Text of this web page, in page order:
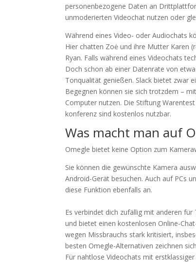
personenbezogene Daten an
unmoderierten Videochat nutzen oder
Während eines Video- oder Audiochats
Hier chatten Zoė und ihre Mutter Karen
Ryan. Falls während eines Video­chats
Doch schon ab einer Daten­rate von
Tonqualität genießen. Slack bietet zwar
Begegnen können sie sich trotzdem –
Computer nutzen. Die Stiftung
konferenz sind kostenlos nutz­bar.
Was macht man auf
Omegle bietet keine Option zum
Sie können die gewünschte Kamera
Android-Gerät besuchen. Auch auf PCs
diese Funktion ebenfalls an.
Es verbindet dich zufällig mit anderen
und bietet einen kostenlosen Online-
wegen Missbrauchs stark kritisiert,
besten Omegle-Alternativen zeichnen
Für nahtlose Videochats mit